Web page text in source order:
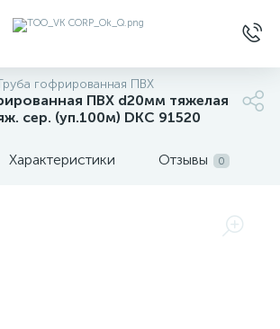
гофрированная ПВХ
ПВХ d20мм тяжелая
сер. (уп.100м) DKC 91520
Характеристики Отзывы 0